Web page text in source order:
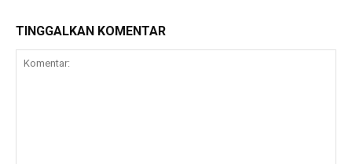
TINGGALKAN KOMENTAR